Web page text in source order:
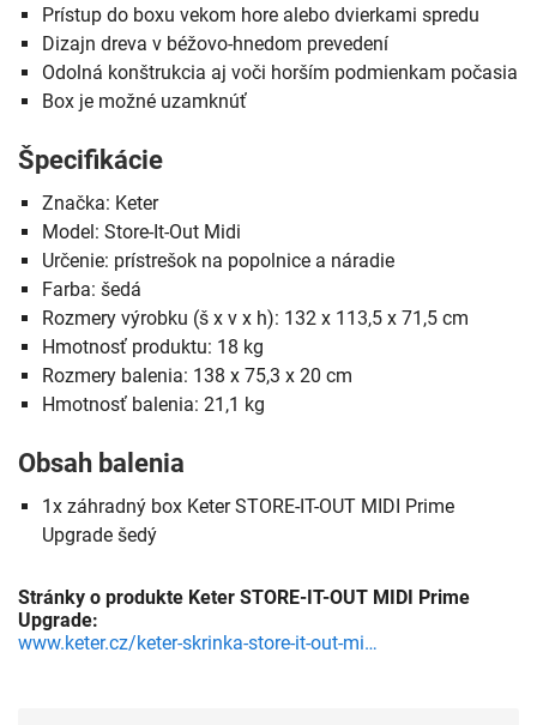
Prístup do boxu vekom hore alebo dvierkami spredu
Dizajn dreva v béžovo-hnedom prevedení
Odolná konštrukcia aj voči horším podmienkam počasia
Box je možné uzamknúť
Špecifikácie
Značka: Keter
Model: Store-It-Out Midi
Určenie: prístrešok na popolnice a náradie
Farba: šedá
Rozmery výrobku (š x v x h): 132 x 113,5 x 71,5 cm
Hmotnosť produktu: 18 kg
Rozmery balenia: 138 x 75,3 x 20 cm
Hmotnosť balenia: 21,1 kg
Obsah balenia
1x záhradný box Keter STORE-IT-OUT MIDI Prime
Upgrade šedý
Stránky o produkte Keter STORE-IT-OUT MIDI Prime
Upgrade:
www.keter.cz/keter-skrinka-store-it-out-midi-prime/